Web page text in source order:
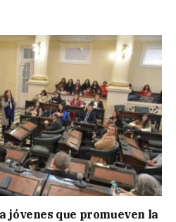
jóvenes que promueven la